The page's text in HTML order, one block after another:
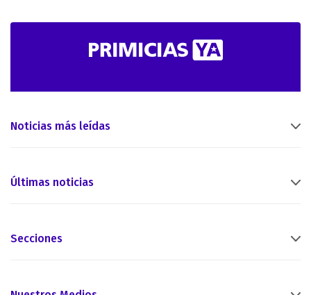
Noticias más leídas
Últimas noticias
Secciones